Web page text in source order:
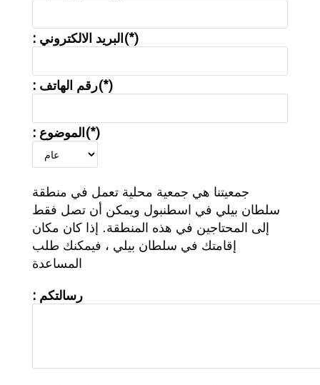
: البريد الالكتروني(*)
: رقم الهاتف(*)
: الموضوع(*)
جمعيتنا هي جمعية محلية تعمل في منطقة
سلطان بيلي في اسطنبول ويمكن أن تصل فقط
إلى المحتاجين في هذه المنطقة. إذا كان مكان
إقامتك في سلطان بيلي ، فيمكنك طلب
المساعدة
: رسالتكم